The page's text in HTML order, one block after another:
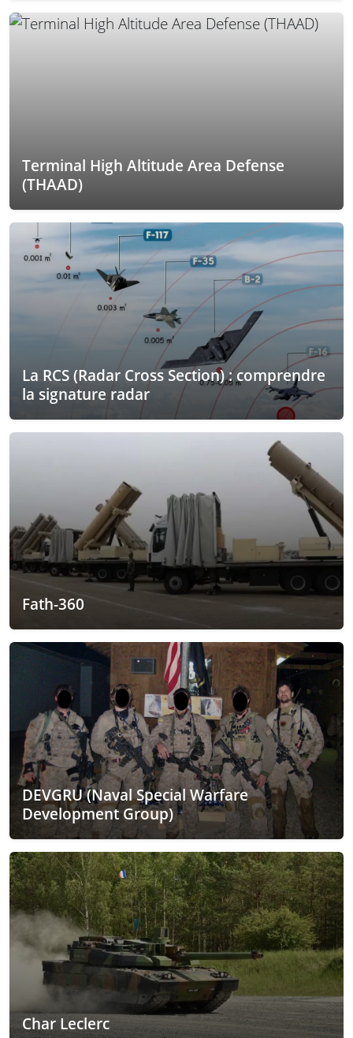
Terminal High Altitude Area Defense
(THAAD)
La RCS (Radar Cross Section) : comprendre
la signature radar
Fath-360
DEVGRU (Naval Special Warfare
Development Group)
Char Leclerc